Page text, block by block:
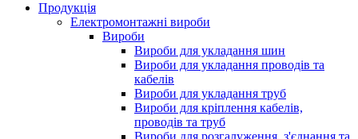
Продукція
Електромонтажні вироби
Вироби
Вироби для укладання шин
Вироби для укладання проводів та
кабелів
Вироби для укладання труб
Вироби для кріплення кабелів,
проводів та труб
Вироби для розгалуження, з'єднання та